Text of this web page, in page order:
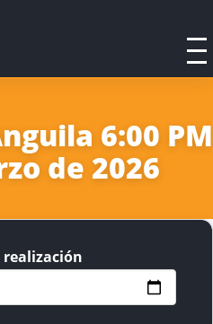
6:00 PM
de 2026
realización